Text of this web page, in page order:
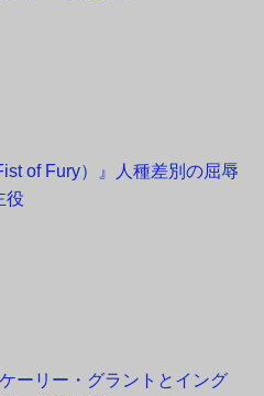
of Fury）』人種差別の屈辱
役
ーリー・グラントとイング